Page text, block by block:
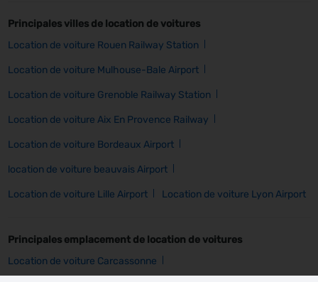
Principales villes de location de voitures
Location de voiture Rouen Railway Station
Location de voiture Mulhouse-Bale Airport
Location de voiture Grenoble Railway Station
Location de voiture Aix En Provence Railway
Location de voiture Bordeaux Airport
location de voiture beauvais Airport
Location de voiture Lille Airport Location de voiture Lyon Airport
Principales emplacement de location de voitures
Location de voiture Carcassonne